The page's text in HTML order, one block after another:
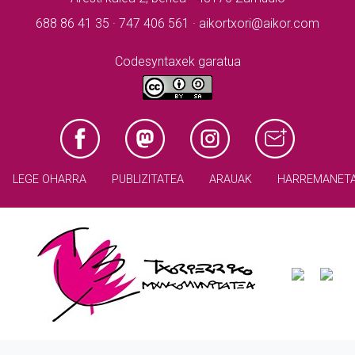
688 86 41 35 · 747 406 561 · aikortxori@aikor.com
Codesyntaxek garatua
LEGE OHARRA PUBLIZITATEA ARAUAK